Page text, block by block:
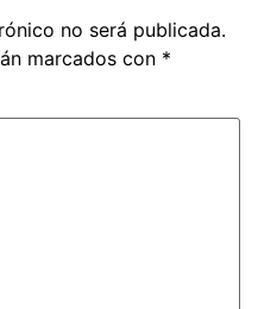
no será publicada.
marcados con *